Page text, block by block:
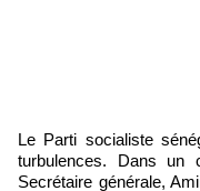
Le Parti socialiste sénégalais traverse une nouvelle zone de
turbulences. Dans un
Secrétaire générale,